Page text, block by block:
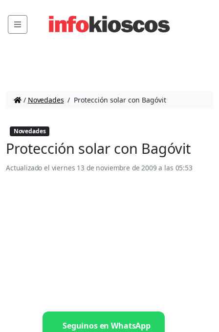
Menu
/ Novedades / Protección solar con Bagóvit
Novedades
Protección solar con Bagóvit
Actualizado el viernes 13 de noviembre de 2009 a las 05:53
Seguinos en WhatsApp